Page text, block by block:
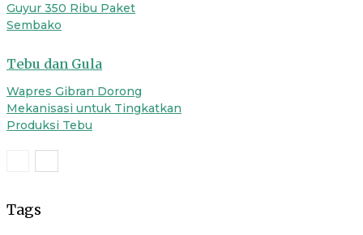
Guyur 350 Ribu Paket
Sembako
Tebu dan Gula
Wapres Gibran Dorong
Mekanisasi untuk Tingkatkan
Produksi Tebu
Tags